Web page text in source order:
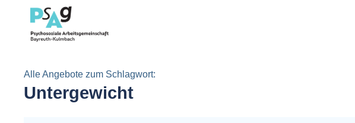
Alle Angebote zum Schlagwort:
Untergewicht